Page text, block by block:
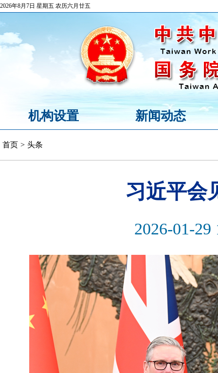
2026年8月7日 星期五 农历六月廿五
机构设置 新闻动态
首页 > 头条
习近平会
2026-01-29